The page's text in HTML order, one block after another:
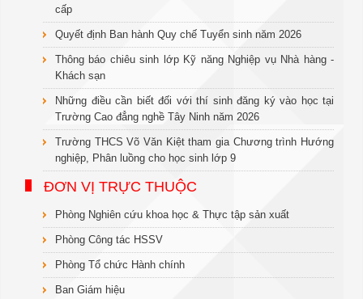
cấp
Quyết định Ban hành Quy chế Tuyển sinh năm 2026
Thông báo chiêu sinh lớp Kỹ năng Nghiệp vụ Nhà hàng -
Khách sạn
Những điều cần biết đối với thí sinh đăng ký vào học tại
Trường Cao đẳng nghề Tây Ninh năm 2026
Trường THCS Võ Văn Kiệt tham gia Chương trình Hướng
nghiệp, Phân luồng cho học sinh lớp 9
ĐƠN VỊ TRỰC THUỘC
Phòng Nghiên cứu khoa học & Thực tập sản xuất
Phòng Công tác HSSV
Phòng Tổ chức Hành chính
Ban Giám hiệu